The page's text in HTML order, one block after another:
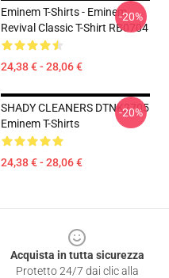
Eminem T-Shirts - Eminem
Revival Classic T-Shirt RB0704
24,38 € - 28,06 €
-20%
SHADY CLEANERS DTNK2705
Eminem T-Shirts
24,38 € - 28,06 €
-20%
Acquista in tutta sicurezza
Protetto 24/7 dai clic alla